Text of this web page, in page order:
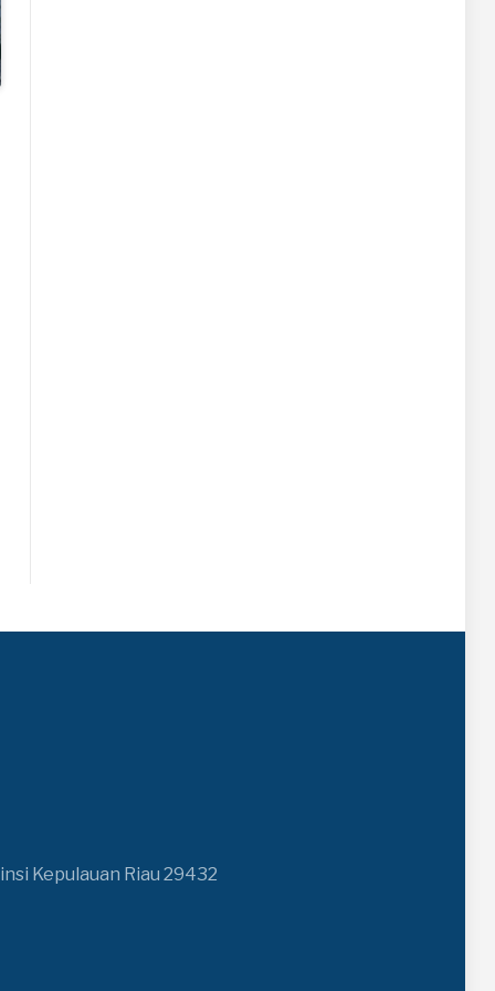
Kepulauan Riau 29432